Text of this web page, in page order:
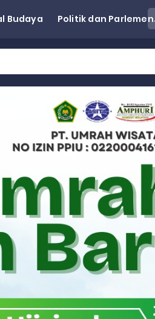
Budaya Politik dan Parlemen
ke-50 Tingkat Kec. Sungai Limau
Ekonomi Rakyat
Bangsa